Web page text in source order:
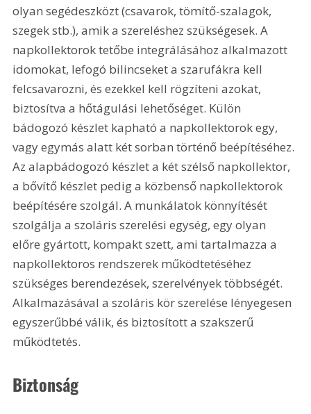
olyan segédeszközt (csavarok, tömítő-szalagok,
szegek stb.), amik a szereléshez szükségesek. A
napkollektorok tetőbe integrálásához alkalmazott
idomokat, lefogó bilincseket a szarufákra kell
felcsavarozni, és ezekkel kell rögzíteni azokat,
biztosítva a hőtágulási lehetőséget. Külön
bádogozó készlet kapható a napkollektorok egy,
vagy egymás alatt két sorban történő beépítéséhez.
Az alapbádogozó készlet a két szélső napkollektor,
a bővítő készlet pedig a közbenső napkollektorok
beépítésére szolgál. A munkálatok könnyítését
szolgálja a szoláris szerelési egység, egy olyan
előre gyártott, kompakt szett, ami tartalmazza a
napkollektoros rendszerek működtetéséhez
szükséges berendezések, szerelvények többségét.
Alkalmazásával a szoláris kör szerelése lényegesen
egyszerűbbé válik, és biztosított a szakszerű
működtetés.
Biztonság